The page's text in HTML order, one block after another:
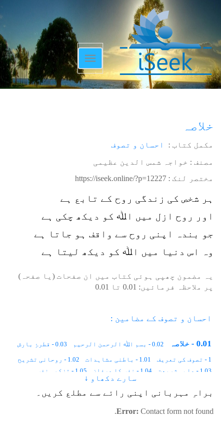
Toggle
navigation
خلاصہ
مکمل کتاب : احسان و تصوف
مصنف : خواجہ شمس الدین عظیمی
مختصر لنک : https://iseek.online/?p=12227
ہر شخص کی زندگی روح کے تابع ہے
اور روح ازل میں اﷲ کو دیکھ چکی ہے
جو بندہ اپنی روح سے واقف ہو جاتا ہے
وہ اس دنیا میں اﷲ کو دیکھ لیتا ہے
یہ مضمون چھپی ہوئی کتاب میں ان صفحات (یا صفحہ)
پر ملاحظہ فرمائیں: 0.01 تا 0.01
احسان و تصوف کے مضامین :
0.01 - خلاصہ 0.02 - بسم اﷲ الرحمن الرحیم 0.03 - قطرۂِ بارش
1 - تصوف کی تعریف 1.01 - باطنی مشاہدات
1.02 - روحانی تشریح
1.03 - علم ِ شریعت
1.04 - نفس کا عرفان
1.05 - تزکیہ نفس
2.01 - زمین پر انسان کا پہلا دن
2.02 - معاشرتی قوانین
2.05 - نوعِ انسانی کا پہلا صوفی
سارے دکھاو ↓
براہِ مہربانی اپنی رائے سے مطلع کریں۔
Error: Contact form not found.